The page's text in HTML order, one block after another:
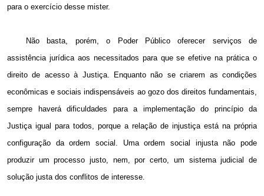
para o exercício desse mister.
Não basta, porém, o Poder Público oferecer serviços de
assistência jurídica aos necessitados para que se efetive na prática o
direito de acesso à Justiça. Enquanto não se criarem as condições
econômicas e sociais indispensáveis ao gozo dos direitos fundamentais,
sempre haverá dificuldades para a implementação do princípio da
Justiça igual para todos, porque a relação de injustiça está na própria
configuração da ordem social. Uma ordem social injusta não pode
produzir um processo justo, nem, por certo, um sistema judicial de
solução justa dos conflitos de interesse.